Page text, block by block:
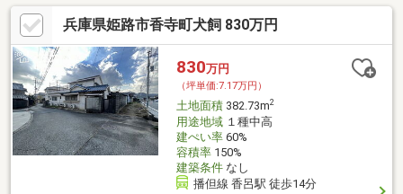
兵庫県姫路市香寺町犬飼 830万円
830万円
（坪単価:7.17万円）
土地面積382.73m2
用途地域１種中高
建ぺい率60%
容積率150%
建築条件なし
播但線 香呂駅 徒歩14分